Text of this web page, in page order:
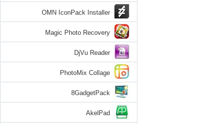
OMN IconPack Installer
Magic Photo Recovery
DjVu Reader
PhotoMix Collage
8GadgetPack
AkelPad